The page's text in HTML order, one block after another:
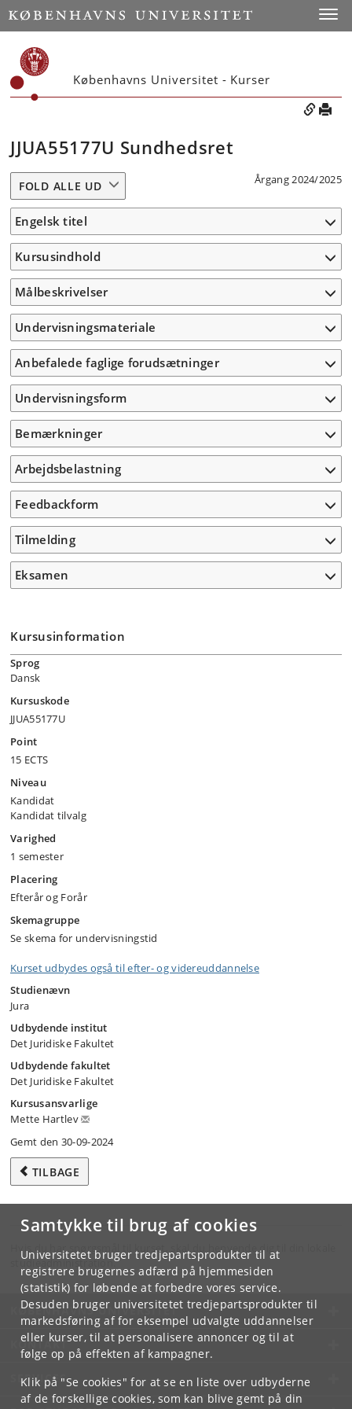
Samtykke til brug af cookies
Universitetet bruger tredjepartsprodukter til at
registrere brugernes adfærd på hjemmesiden
(statistik) for løbende at forbedre vores service.
Desuden bruger universitetet tredjepartsprodukter til
markedsføring af for eksempel udvalgte uddannelser
eller kurser, til at personalisere annoncer og til at
følge op på effekten af kampagner.
Klik på "Se cookies" for at se en liste over udbyderne
af de forskellige cookies, som kan blive gemt på din
Københavns Universitet - Kurser
JJUA55177U Sundhedsret
Årgang 2024/2025
FOLD ALLE UD
Engelsk titel
Kursusindhold
Målbeskrivelser
Undervisningsmateriale
Anbefalede faglige forudsætninger
Undervisningsform
Bemærkninger
Arbejdsbelastning
Feedbackform
Tilmelding
Eksamen
Kursusinformation
Sprog
Dansk
Kursuskode
JJUA55177U
Point
15 ECTS
Niveau
Kandidat
Kandidat tilvalg
Varighed
1 semester
Placering
Efterår og Forår
Skemagruppe
Se skema for undervisningstid
Kurset udbydes også til efter- og videreuddannelse
Studienævn
Jura
Udbydende institut
Det Juridiske Fakultet
Udbydende fakultet
Det Juridiske Fakultet
Kursusansvarlige
Mette Hartlev
Gemt den 30-09-2024
TILBAGE
Hvis du har spørgsmål til kurset, skal du henvende dig til din lokale
studieadministration.
KØBENHAVNS UNIVERSITET
KONTAKT
SERVICES